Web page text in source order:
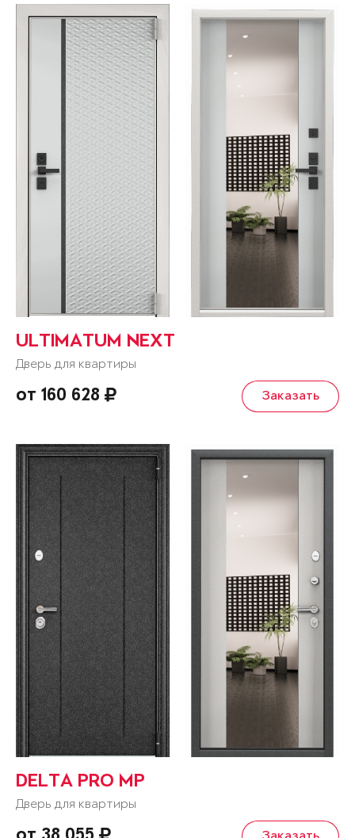
ULTIMATUM NEXT
Дверь для квартиры
от 160 628 Заказать
DELTA PRO MP
Дверь для квартиры